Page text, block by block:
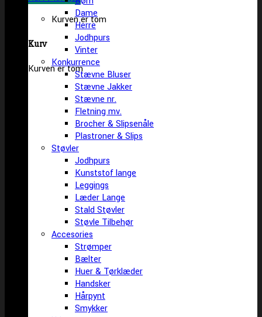
Kurven er tom
Kurv
Kurven er tom
Dame
Herre
Jodhpurs
Vinter
Konkurrence
Stævne Bluser
Stævne Jakker
Stævne nr.
Fletning mv.
Brocher & Slipsenåle
Plastroner & Slips
Støvler
Jodhpurs
Kunststof lange
Leggings
Læder Lange
Stald Støvler
Støvle Tilbehør
Accesories
Strømper
Bælter
Huer & Tørklæder
Handsker
Hårpynt
Smykker